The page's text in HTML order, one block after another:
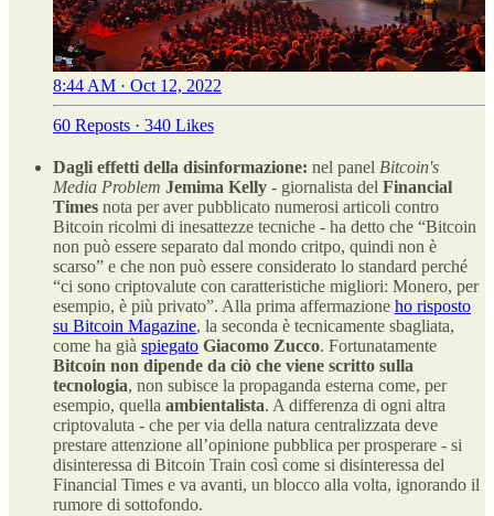
8:44 AM · Oct 12, 2022
60 Reposts · 340 Likes
Dagli effetti della disinformazione: nel panel Bitcoin's
Media Problem Jemima Kelly - giornalista del Financial
Times nota per aver pubblicato numerosi articoli contro
Bitcoin ricolmi di inesattezze tecniche - ha detto che “Bitcoin
non può essere separato dal mondo critpo, quindi non è
scarso” e che non può essere considerato lo standard perché
“ci sono criptovalute con caratteristiche migliori: Monero, per
esempio, è più privato”. Alla prima affermazione ho risposto
su Bitcoin Magazine, la seconda è tecnicamente sbagliata,
come ha già spiegato Giacomo Zucco. Fortunatamente
Bitcoin non dipende da ciò che viene scritto sulla
tecnologia, non subisce la propaganda esterna come, per
esempio, quella ambientalista. A differenza di ogni altra
criptovaluta - che per via della natura centralizzata deve
prestare attenzione all’opinione pubblica per prosperare - si
disinteressa di Bitcoin Train così come si disinteressa del
Financial Times e va avanti, un blocco alla volta, ignorando il
rumore di sottofondo.